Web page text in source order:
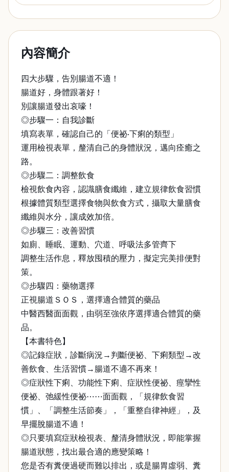
內容簡介
四大步驟，告別腸道不適！
腸道好，身體跟著好！
別讓腸道發出哀嚎！
◎步驟一：自我診斷
填寫表單，確認自己的「便祕‧下痢的類型」
運用檢視表單，釐清自己的身體狀況，邁向痊癒之
路。
◎步驟二：調整飲食
檢視飲食內容，認識膳食纖維，建立規律飲食習慣
根據體質類型選擇食物與飲食方式，攝取大量膳食
纖維與水分，讓成效加倍。
◎步驟三：改善習慣
如廁、睡眠、運動、穴道、呼吸法多管齊下
調整生活作息，釋放囤積的壓力，擬定完美排便對
策。
◎步驟四：藥物選擇
正視腸道ＳＯＳ，選擇適合體質的藥品
中醫西醫面面觀，由弱至強依序選擇適合體質的藥
品。
【本書特色】
◎記錄症狀，診斷病況→判斷便祕、下痢類型→改
善飲食、生活習慣→腸道不適不再來！
◎症狀性下痢、功能性下痢、症狀性便祕、痙攣性
便祕、弛緩性便祕⋯⋯面面觀，「規律飲食習
慣」、「調整生活節奏」，「重整自律神經」，及
早擺脫腸道不適！
◎只要填寫症狀檢視表、釐清身體狀況，即能掌握
腸道狀態，找出最合適的應變策略！
您是否有糞便過硬而難以排出，或是腸胃虛弱、糞